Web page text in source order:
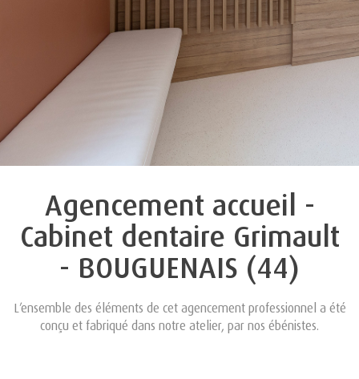
Agencement accueil -
Cabinet dentaire Grimault
- BOUGUENAIS (44)
L’ensemble des éléments de cet agencement professionnel a été
conçu et fabriqué dans notre atelier, par nos ébénistes.